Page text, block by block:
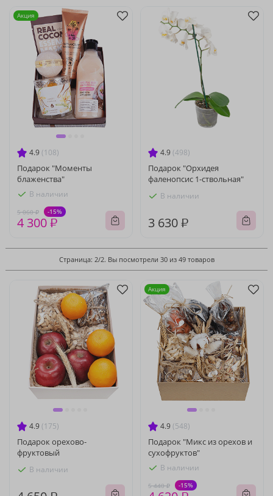
4.9 (108)
Подарок "Моменты
блаженства"
В наличии
5 060 ₽ -15%
4 300 ₽
Акция
4.9 (498)
Подарок "Орхидея
фаленопсис 1-ствольная"
В наличии
3 630 ₽
Страница: 2/2. Вы посмотрели 30 из 49 товаров
4.9 (175)
Подарок орехово-
фруктовый
В наличии
4.9 (548)
Подарок "Микс из орехов и
сухофруктов"
В наличии
5 440 ₽ -15%
Акция